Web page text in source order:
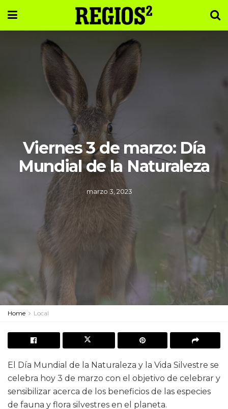
Viernes 3 de marzo: Día
Mundial de la Naturaleza
marzo 3, 2023
Home Local
El Día Mundial de la Naturaleza y la Vida Silvestre se
celebra hoy 3 de marzo con el objetivo de celebrar y
sensibilizar acerca de los beneficios de las especies
de fauna y flora silvestres en el planeta.